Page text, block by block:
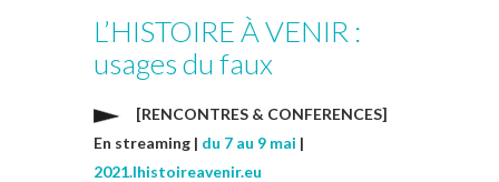
L’HISTOIRE À VENIR :
usages du faux
[RENCONTRES & CONFERENCES]
En streaming | du 7 au 9 mai |
2021.lhistoireavenir.eu